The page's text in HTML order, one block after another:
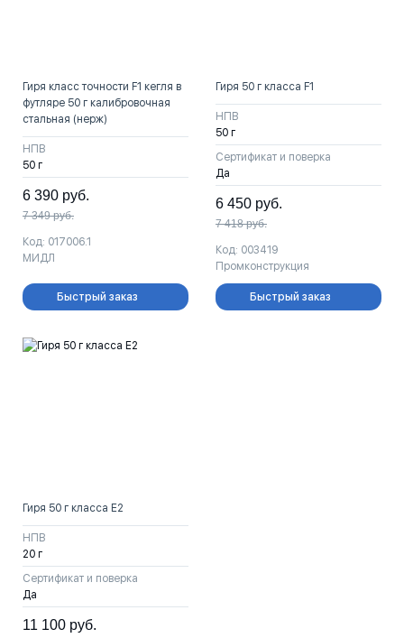
Гиря класс точности F1 кегля в
футляре 50 г калибровочная
стальная (нерж)
НПВ
50 г
6 390 руб.
7 349руб.
Код: 017006.1
МИДЛ
Быстрый заказ
Гиря 50 г класса F1
НПВ
50 г
Сертификат и поверка
Да
6 450 руб.
7 418руб.
Код: 003419
Промконструкция
Быстрый заказ
Гиря 50 г класса Е2
НПВ
20 г
Сертификат и поверка
Да
11 100 руб.